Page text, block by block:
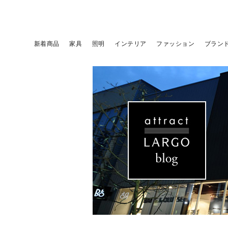
新着商品 家具 照明 インテリア ファッション ブラン